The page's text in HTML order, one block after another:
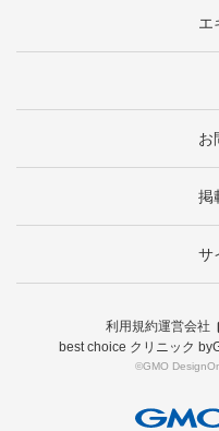
エ
お
掲
サ
利用規約運営会社
best choice クリニック
©GMO